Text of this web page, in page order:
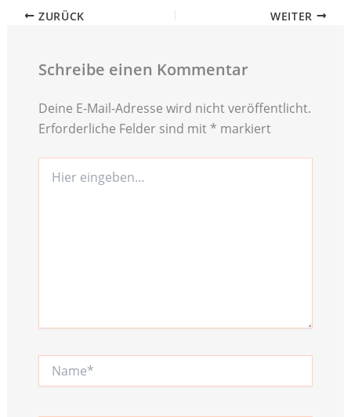
ZURÜCK WEITER
Schreibe einen Kommentar
Deine E-Mail-Adresse wird nicht veröffentlicht.
Erforderliche Felder sind mit * markiert
eingeben…